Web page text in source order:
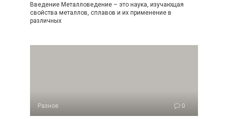
Введение Металловедение – это наука, изучающая
свойства металлов, сплавов и их применение в
различных
Разное 0